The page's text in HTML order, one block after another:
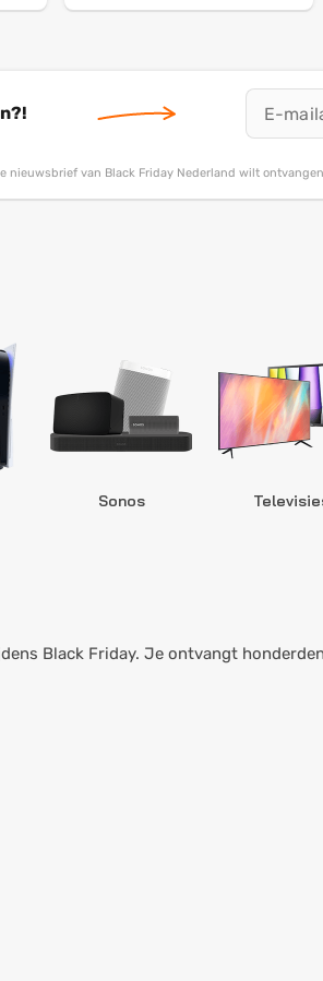
nieuwsbrief van Black Friday Nederland wilt
Sonos
Black Friday. Je ontvangt